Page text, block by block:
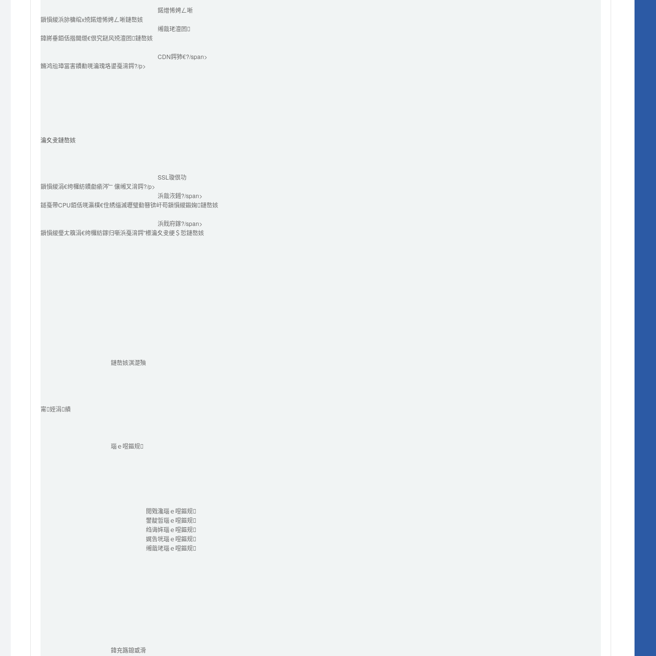
鍩熷悕娉ㄥ唽
鎻愪緵浜旀槦绾х殑鍩熷悕娉ㄥ唽鏈嶅姟
缃戠珯澶囨
鍏嶈垂銆佸揩閫熴€佷究鎹风殑澶囨鏈嶅姟
CDN鍔犻€?/span>
鏅鸿兘璋冨害鐨勫唴瀹瑰垎鍙戞湇鍔?/p>
瀹夊叏鏈嶅姟
SSL璇佷功
鎻愪緵涓€绔欏紡鐨勮瘉涔﹂儴缃叉湇鍔?/p>
浜戠洃鎺?/span>
鐩戞帶CPU銆佸唴瀛樸€佺綉缁滅瓑璧勬簮锛屽苟鎻愪緵鍛婅鏈嶅姟
浜戝府鎵?/span>
鎻愪緵璺ㄤ簯涓€绔欏紡鎵归噺浜戞湇鍔″櫒瀹夊叏绠＄悊鏈嶅姟
鏈嶅姟淇濋殰
甯姪涓績
瑙ｅ喅鏂规
閲戣瀺瑙ｅ喅鏂规
鐢靛晢瑙ｅ喅鏂规
绉诲姩瑙ｅ喅鏂规
娓告垙瑙ｅ喅鏂规
缃戠珯瑙ｅ喅鏂规
鍏充簬鎴戜滑